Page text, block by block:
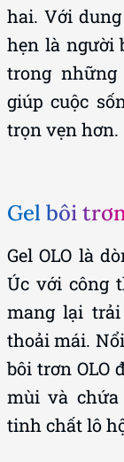
hai. Với
hẹn là người
trong những
giúp cuộc
trọn vẹn hơn.
Gel bôi
Gel OLO là
Úc với công
mang lại
thoải mái.
bôi trơn OLO
mùi và
tinh chất lô